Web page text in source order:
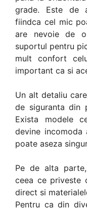
grade. Este de
fiindca cel mic
are nevoie de
suportul pentru
mult confort
important ca si
Un alt detaliu
de siguranta din
Exista modele
devine
poate aseza
Pe de alta
ceea ce priveste
direct si
Pentru ca din